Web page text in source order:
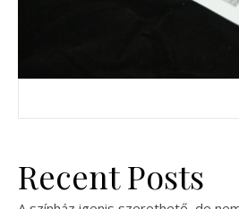
Recent Posts